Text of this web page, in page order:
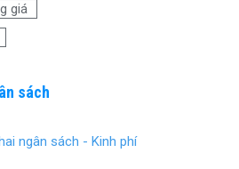
giá
sách
ngân sách - Kinh phí